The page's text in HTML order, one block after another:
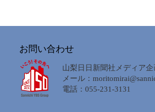
お問い合わせ
山梨日日新聞社メディア企
メール：
電話：055-231-3131